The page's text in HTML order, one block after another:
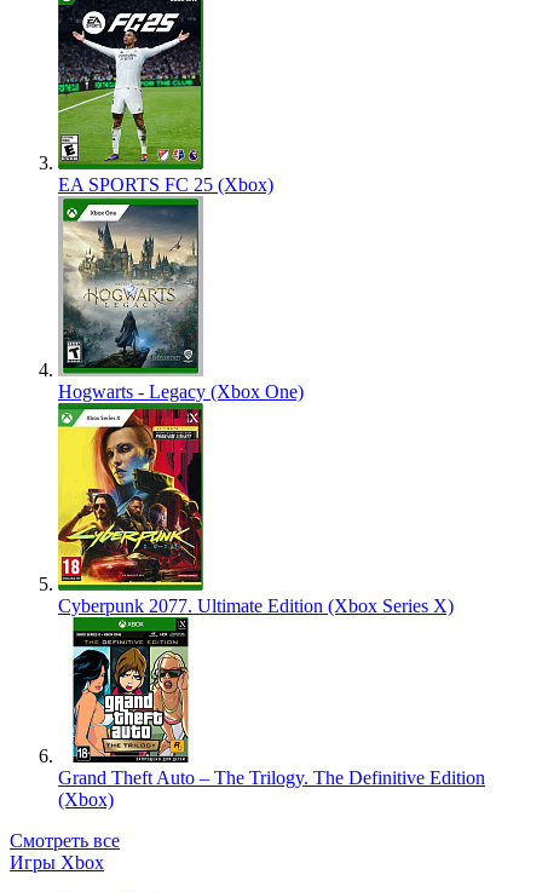
EA SPORTS FC 25 (Xbox)
Hogwarts - Legacy (Xbox One)
Cyberpunk 2077. Ultimate Edition (Xbox Series X)
Grand Theft Auto – The Trilogy. The Definitive Edition
(Xbox)
Смотреть все
Игры Xbox